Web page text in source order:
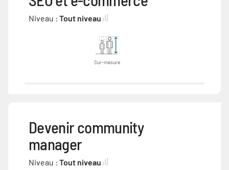
Niveau : Tout niveau
Sur-mesure
Devenir community
manager
Niveau : Tout niveau